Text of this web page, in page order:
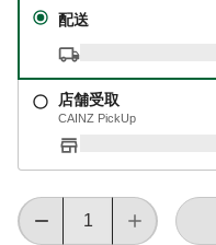
配送
店舗受取
CAINZ PickUp